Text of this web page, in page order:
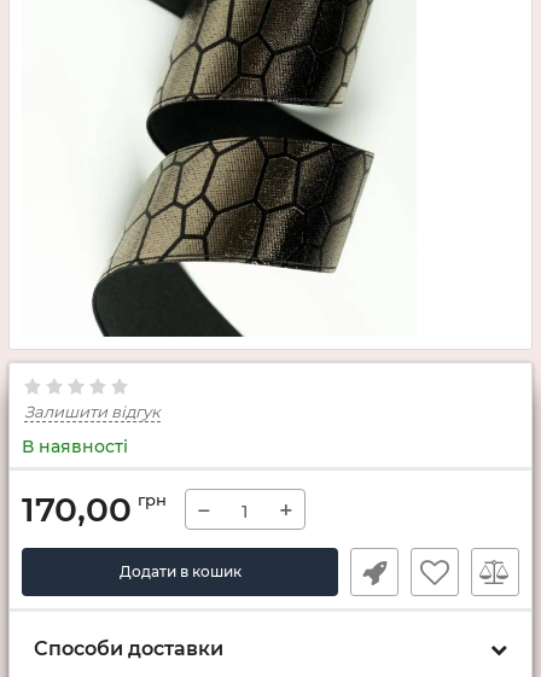
Залишити відгук
В наявності
170,00 грн − +
Додати в кошик
Способи доставки